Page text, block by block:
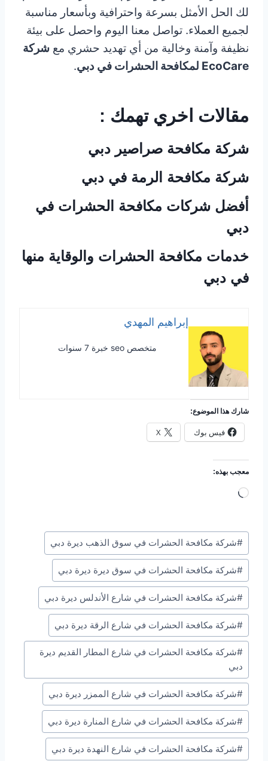
لك الحل الأمثل بسرعة واحترافية وبأسعار مناسبة
لجميع العملاء. تواصل معنا اليوم واحصل على بيئة
نظيفة وآمنة وخالية من أي تهديد حشري مع شركة
EcoCare لمكافحة الحشرات في
دبي.
مقالات اخري تهمك :
شركة مكافحة صراصير دبي
شركة مكافحة الرمة في دبي
أفضل شركات مكافحة الحشرات في
دبي
خدمات مكافحة الحشرات والوقاية منها
في دبي
إبراهيم المهدي
متخصص seo خبرة 7 سنوات
شارك هذا الموضوع:
فيس بوك X
معجب بهذه:
ج
ي
ا
ل
ت
ح
م
ي
ل
…
وسوم
المقال:
#شركة مكافحة الحشرات في سوق الذهب ديرة دبي
#شركة مكافحة الحشرات في سوق ديرة ديرة دبي
#شركة مكافحة الحشرات في شارع الأندلس ديرة دبي
#شركة مكافحة الحشرات في شارع الرقة ديرة دبي
#شركة مكافحة الحشرات في شارع المطار القديم ديرة
دبي
#شركة مكافحة الحشرات في شارع الممزر ديرة دبي
#شركة مكافحة الحشرات في شارع المنارة ديرة دبي
#شركة مكافحة الحشرات في شارع النهدة ديرة دبي